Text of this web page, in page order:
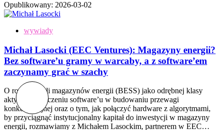
Opublikowany: 2026-03-02
wywiady
Michał Lasocki (EEC Ventures): Magazyny energii?
Bez software’u gramy w warcaby, a z software’em
zaczynamy grać w szachy
O rosnącej roli magazynów energii (BESS) jako odrębnej klasy
aktywów, znaczeniu software’u w budowaniu przewagi
konkurencyjnej oraz o tym, jak połączyć hardware z algorytmami,
by przyciągnąć instytucjonalny kapitał do inwestycji w magazyny
energii, rozmawiamy z Michałem Lasockim, partnerem w EEC…